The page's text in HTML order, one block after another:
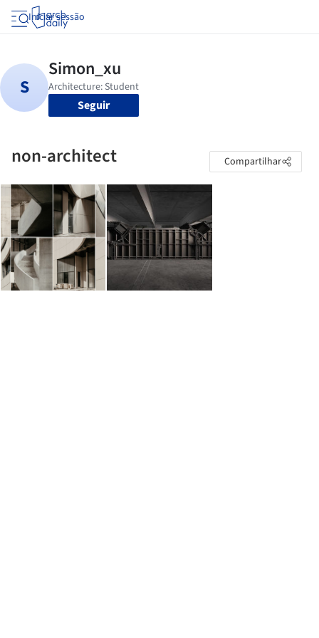
Iniciar sessão
Seguir
non-architect Compartilhar